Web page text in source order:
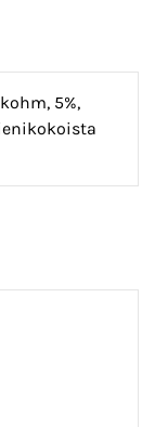
5%,